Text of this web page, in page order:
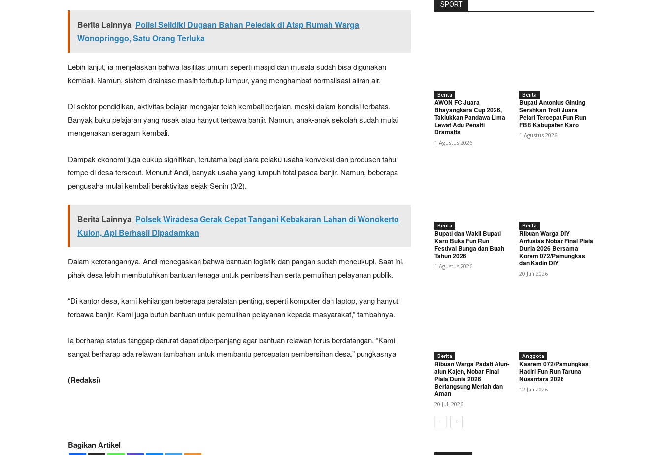
Berita Lainnya Polisi Selidiki Dugaan Bahan Peledak di Atap Rumah Warga
Wonopringgo, Satu Orang Terluka
Lebih lanjut, ia menjelaskan bahwa fasilitas umum seperti masjid dan musala sudah bisa digunakan
kembali. Namun, sistem drainase masih tertutup lumpur, yang menghambat normalisasi aliran air.
Di sektor pendidikan, aktivitas belajar-mengajar telah kembali berjalan, meski dalam kondisi terbatas.
Banyak buku pelajaran yang rusak atau hanyut terbawa banjir. Namun, anak-anak sekolah sudah mulai
mengenakan seragam kembali.
Dampak ekonomi juga cukup signifikan, terutama bagi para pelaku usaha konveksi dan produsen tahu
tempe di desa tersebut. Menurut Andi, banyak usaha yang lumpuh total pasca banjir. Namun, beberapa
pengusaha mulai kembali beraktivitas sejak Senin (3/2).
Berita Lainnya Polsek Wiradesa Gerak Cepat Tangani Kebakaran Lahan di Wonokerto
Kulon, Api Berhasil Dipadamkan
Dalam keterangannya, Andi menegaskan bahwa bantuan logistik dan pangan sudah mencukupi. Saat ini,
pihak desa lebih membutuhkan bantuan tenaga untuk pembersihan serta pemulihan pelayanan publik.
“Di kantor desa, kami kehilangan beberapa peralatan penting, seperti komputer dan laptop, yang hanyut
terbawa banjir. Kami juga butuh bantuan untuk pemulihan pelayanan kepada masyarakat,” tambahnya.
Ia berharap status tanggap darurat dapat diperpanjang agar bantuan relawan terus berdatangan. “Kami
sangat berharap ada relawan tambahan untuk membantu percepatan pembersihan desa,” pungkasnya.
(Redaksi)
Bagikan Artikel
SPORT
Berita
AWON FC Juara
Bhayangkara Cup 2026,
Taklukkan Pandawa Lima
Lewat Adu Penalti
Dramatis
1 Agustus 2026
Berita
Bupati Antonius Ginting
Serahkan Trofi Juara
Pelari Tercepat Fun Run
FBB Kabupaten Karo
1 Agustus 2026
Berita
Bupati dan Wakil Bupati
Karo Buka Fun Run
Festival Bunga dan Buah
Tahun 2026
1 Agustus 2026
Berita
Ribuan Warga DIY
Antusias Nobar Final Piala
Dunia 2026 Bersama
Korem 072/Pamungkas
dan Kadin DIY
20 Juli 2026
Berita
Ribuan Warga Padati Alun-
alun Kajen, Nobar Final
Piala Dunia 2026
Berlangsung Meriah dan
Aman
20 Juli 2026
Anggota
Kasrem 072/Pamungkas
Hadiri Fun Run Taruna
Nusantara 2026
12 Juli 2026